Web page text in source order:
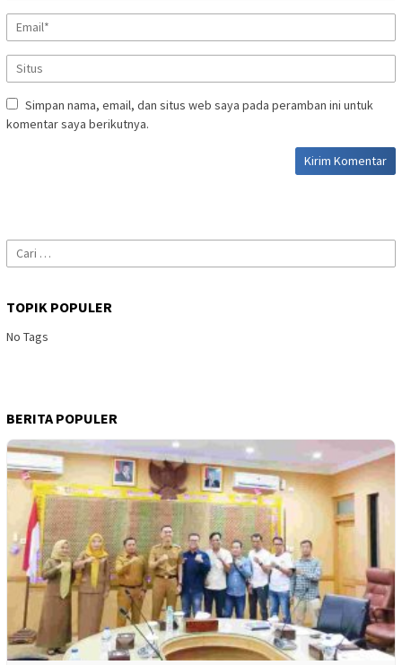
Simpan nama, email, dan situs web saya pada peramban ini untuk
komentar saya berikutnya.
Cari
untuk:
TOPIK POPULER
No Tags
BERITA POPULER